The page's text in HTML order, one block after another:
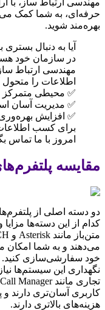
مهندسی ارتباط ساز، با
حرفه‌ای، به شما کمک
بهره‌مند شوید.
آیا به دنبال
مهندسی ارتباط
اطلاعات را متحول
✅ محیطی متمرکز
✅ مدیریت آسان
✅ افزایش
برای کسب
امروز با ما تماس بگیرید:
مقایسه
دو دسته اصلی از
کدام از این دسته‌ها
می‌دهند و به شما امکان
خود سفارشی‌سازی کنید.
نگهداری این سیستم‌ها
کاربری آسان‌تری دارند و
هزینه‌های بالاتری دارند.